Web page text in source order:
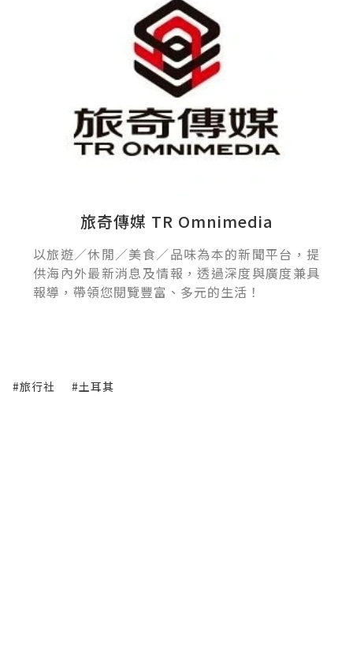
旅奇傳媒 TR Omnimedia
以旅遊／休閒／美食／品味為本的新聞平台，提
供海內外最新消息及情報，透過深度與廣度兼具
報導，帶領您閱覽豐富、多元的生活！
#旅行社 #土耳其